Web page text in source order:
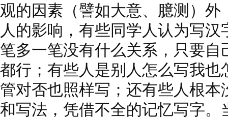
观的因素（譬如大意、臆测）
人的影响，有些同学人认为写
笔多一笔没有什么关系，只要
都行；有些人是别人怎么写我也
管对否也照样写；还有些人根
和写法，凭借不全的记忆写字。